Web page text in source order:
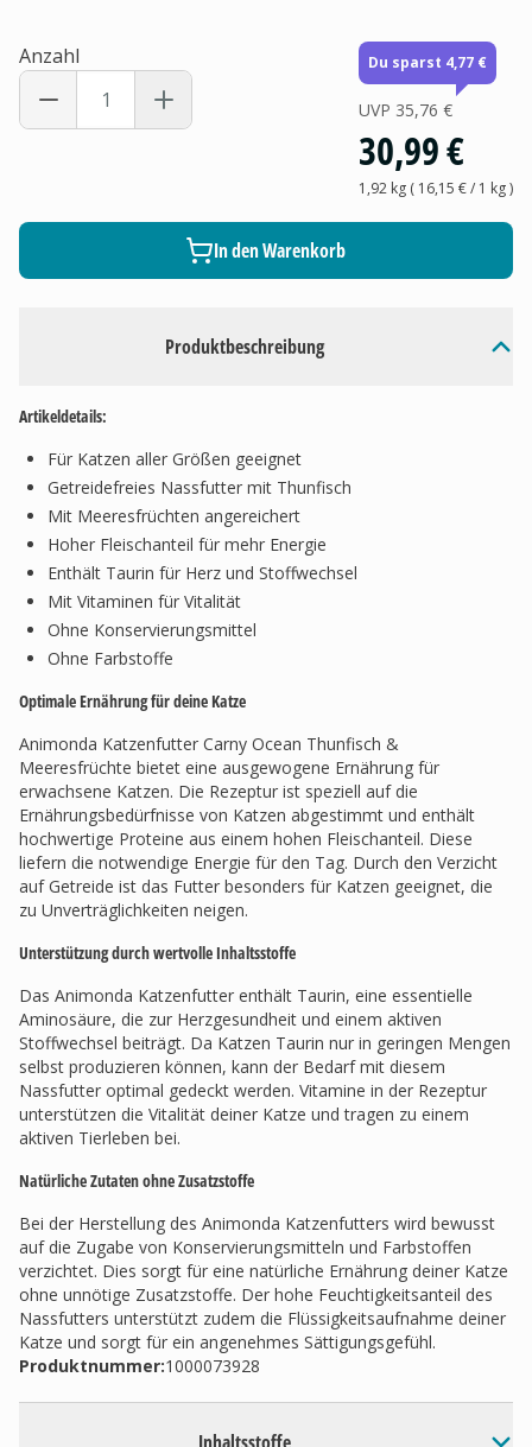
Produktbeschreibung
Artikeldetails:
Für Katzen aller Größen geeignet
Getreidefreies Nassfutter mit Thunfisch
Mit Meeresfrüchten angereichert
Hoher Fleischanteil für mehr Energie
Enthält Taurin für Herz und Stoffwechsel
Mit Vitaminen für Vitalität
Ohne Konservierungsmittel
Ohne Farbstoffe
Optimale Ernährung für deine Katze
Animonda Katzenfutter Carny Ocean Thunfisch &
Meeresfrüchte bietet eine ausgewogene Ernährung für
erwachsene Katzen. Die Rezeptur ist speziell auf die
Ernährungsbedürfnisse von Katzen abgestimmt und enthält
hochwertige Proteine aus einem hohen Fleischanteil. Diese
liefern die notwendige Energie für den Tag. Durch den Verzicht
auf Getreide ist das Futter besonders für Katzen geeignet, die
zu Unverträglichkeiten neigen.
Unterstützung durch wertvolle Inhaltsstoffe
Das Animonda Katzenfutter enthält Taurin, eine essentielle
Aminosäure, die zur Herzgesundheit und einem aktiven
Stoffwechsel beiträgt. Da Katzen Taurin nur in geringen Mengen
selbst produzieren können, kann der Bedarf mit diesem
Nassfutter optimal gedeckt werden. Vitamine in der Rezeptur
unterstützen die Vitalität deiner Katze und tragen zu einem
aktiven Tierleben bei.
Natürliche Zutaten ohne Zusatzstoffe
Bei der Herstellung des Animonda Katzenfutters wird bewusst
auf die Zugabe von Konservierungsmitteln und Farbstoffen
verzichtet. Dies sorgt für eine natürliche Ernährung deiner Katze
ohne unnötige Zusatzstoffe. Der hohe Feuchtigkeitsanteil des
Nassfutters unterstützt zudem die Flüssigkeitsaufnahme deiner
Katze und sorgt für ein angenehmes Sättigungsgefühl.
Produktnummer:1000073928
Anzahl Du sparst 4,77 €
UVP 35,76 €
30,99 €
1,92 kg( 16,15 €/ 1 kg)
In den Warenkorb